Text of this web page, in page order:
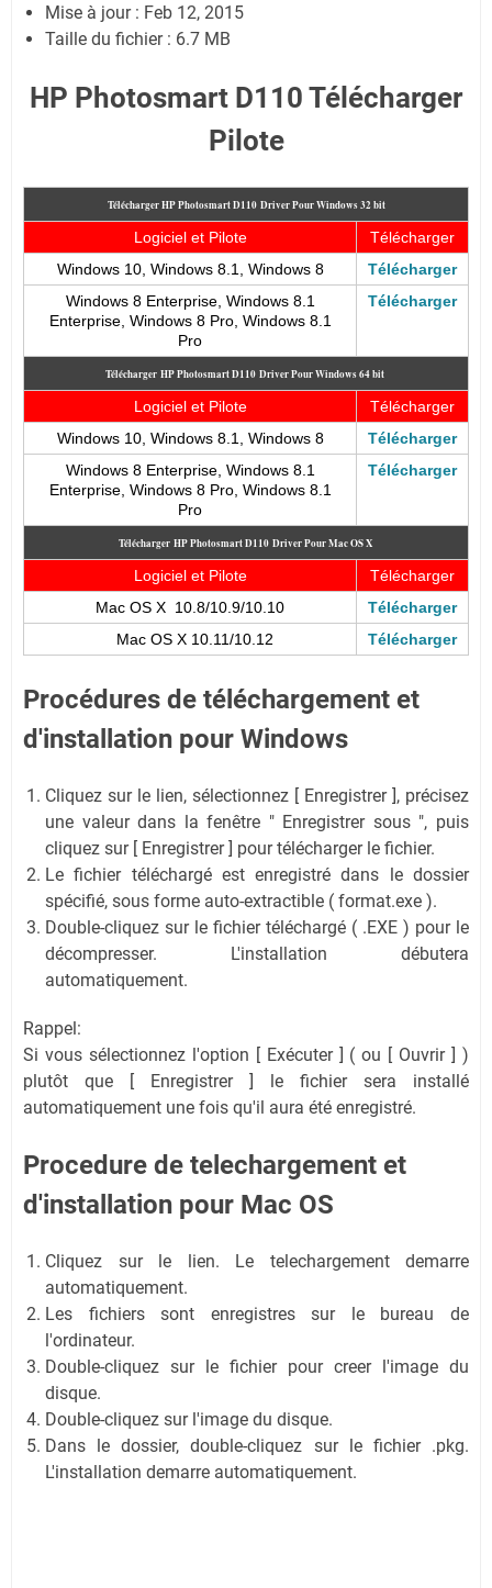
Mise à jour : Feb 12, 2015
Taille du fichier : 6.7 MB
HP Photosmart D110 Télécharger
Pilote
Télécharger HP Photosmart D110 Driver Pour Windows 32 bit
Logiciel et Pilote
Télécharger
Windows 10, Windows 8.1, Windows 8
Télécharger
Windows 8 Enterprise, Windows 8.1
Enterprise, Windows 8 Pro, Windows 8.1
Pro
Télécharger
Télécharger HP Photosmart D110 Driver Pour Windows 64 bit
Logiciel et Pilote
Télécharger
Windows 10, Windows 8.1, Windows 8
Télécharger
Windows 8 Enterprise, Windows 8.1
Enterprise, Windows 8 Pro, Windows 8.1
Pro
Télécharger
Télécharger HP Photosmart D110 Driver Pour Mac OS X
Logiciel et Pilote
Télécharger
Mac OS X 10.8/10.9/10.10
Télécharger
Mac OS X 10.11/10.12
Télécharger
Procédures de téléchargement et
d'installation pour Windows
Cliquez sur le lien, sélectionnez [ Enregistrer ], précisez
une valeur dans la fenêtre " Enregistrer sous ", puis
cliquez sur [ Enregistrer ] pour télécharger le fichier.
Le fichier téléchargé est enregistré dans le dossier
spécifié, sous forme auto-extractible ( format.exe ).
Double-cliquez sur le fichier téléchargé ( .EXE ) pour le
décompresser. L'installation débutera
automatiquement.
Rappel:
Si vous sélectionnez l'option [ Exécuter ] ( ou [ Ouvrir ] )
plutôt que [ Enregistrer ] le fichier sera installé
automatiquement une fois qu'il aura été enregistré.
Procedure de telechargement et
d'installation pour Mac OS
Cliquez sur le lien. Le telechargement demarre
automatiquement.
Les fichiers sont enregistres sur le bureau de
l'ordinateur.
Double-cliquez sur le fichier pour creer l'image du
disque.
Double-cliquez sur l'image du disque.
Dans le dossier, double-cliquez sur le fichier .pkg.
L'installation demarre automatiquement.